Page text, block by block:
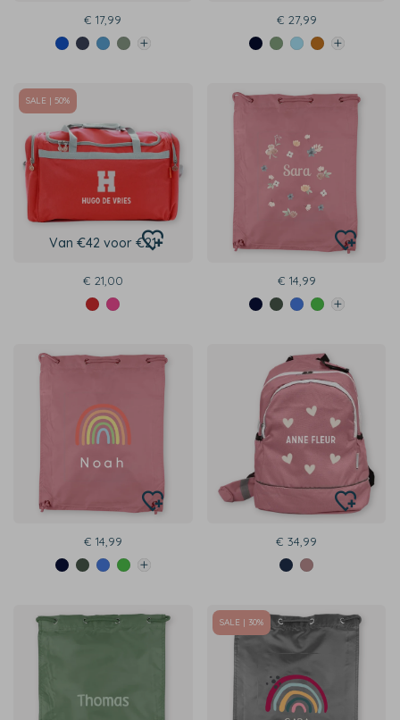
€ 17,99 € 27,99
Van €42 voor €21
SALE | 50%
€ 21,00 € 14,99
€ 14,99 € 34,99
SALE | 30%